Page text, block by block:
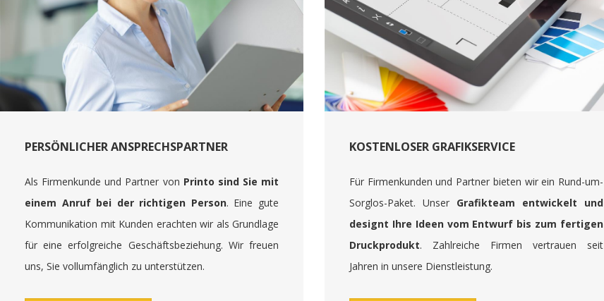
PERSÖNLICHER ANSPRECHSPARTNER
Als Firmenkunde und Partner von Printo sind Sie mit
einem Anruf bei der richtigen Person. Eine gute
Kommunikation mit Kunden erachten wir als Grundlage
für eine erfolgreiche Geschäftsbeziehung. Wir freuen
uns, Sie vollumfänglich zu unterstützen.
KOSTENLOSER GRAFIKSERVICE
Für Firmenkunden und Partner bieten wir ein Rund-um-
Sorglos-Paket. Unser Grafikteam entwickelt und
designt Ihre Ideen vom Entwurf bis zum fertigen
Druckprodukt. Zahlreiche Firmen vertrauen seit
Jahren in unsere Dienstleistung.